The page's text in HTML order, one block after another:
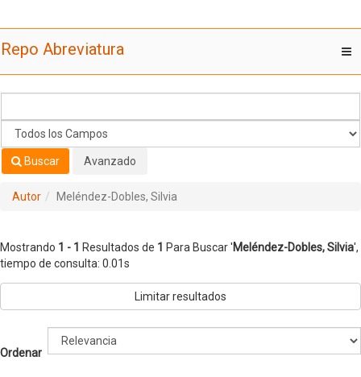
Repo Abreviatura
Buscar Avanzado
Autor Meléndez-Dobles, Silvia
Mostrando 1 - 1 Resultados de 1 Para Buscar 'Meléndez-Dobles, Silvia',
tiempo de consulta: 0.01s
Limitar resultados
Ordenar